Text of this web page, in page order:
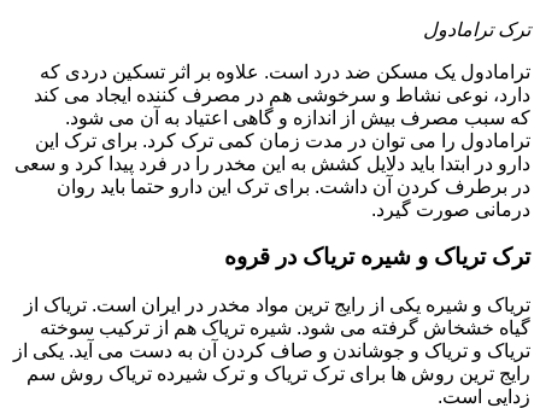
ترک ترامادول
ترامادول یک مسکن ضد درد است. علاوه بر اثر تسکین دردی که
دارد، نوعی نشاط و سرخوشی هم در مصرف کننده ایجاد می کند
که سبب مصرف بیش از اندازه و گاهی اعتیاد به آن می شود.
ترامادول را می توان در مدت زمان کمی ترک کرد. برای ترک این
دارو در ابتدا باید دلایل کشش به این مخدر را در فرد پیدا کرد و سعی
در برطرف کردن آن داشت. برای ترک این دارو حتما باید روان
درمانی صورت گیرد.
ترک تریاک و شیره تریاک در قروه
تریاک و شیره یکی از رایج ترین مواد مخدر در ایران است. تریاک از
گیاه خشخاش گرفته می شود. شیره تریاک هم از ترکیب سوخته
تریاک و تریاک و جوشاندن و صاف کردن آن به دست می آید. یکی از
رایج ترین روش ها برای ترک تریاک و ترک شیرده تریاک روش سم
زدایی است.